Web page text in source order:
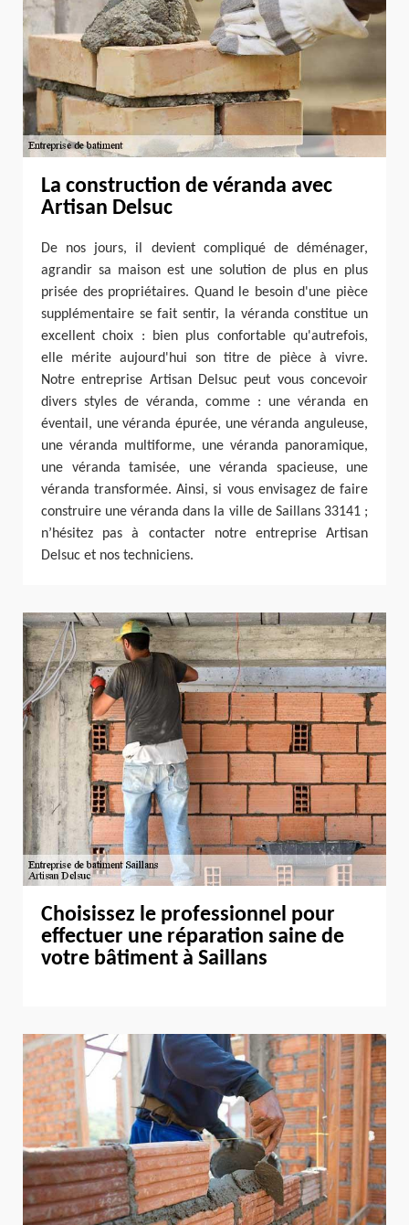
La construction de véranda avec
Artisan Delsuc
De nos jours, il devient compliqué de déménager,
agrandir sa maison est une solution de plus en plus
prisée des propriétaires. Quand le besoin d'une pièce
supplémentaire se fait sentir, la véranda constitue un
excellent choix : bien plus confortable qu'autrefois,
elle mérite aujourd'hui son titre de pièce à vivre.
Notre entreprise Artisan Delsuc peut vous concevoir
divers styles de véranda, comme : une véranda en
éventail, une véranda épurée, une véranda anguleuse,
une véranda multiforme, une véranda panoramique,
une véranda tamisée, une véranda spacieuse, une
véranda transformée. Ainsi, si vous envisagez de faire
construire une véranda dans la ville de Saillans 33141 ;
n’hésitez pas à contacter notre entreprise Artisan
Delsuc et nos techniciens.
Choisissez le professionnel pour
effectuer une réparation saine de
votre bâtiment à Saillans